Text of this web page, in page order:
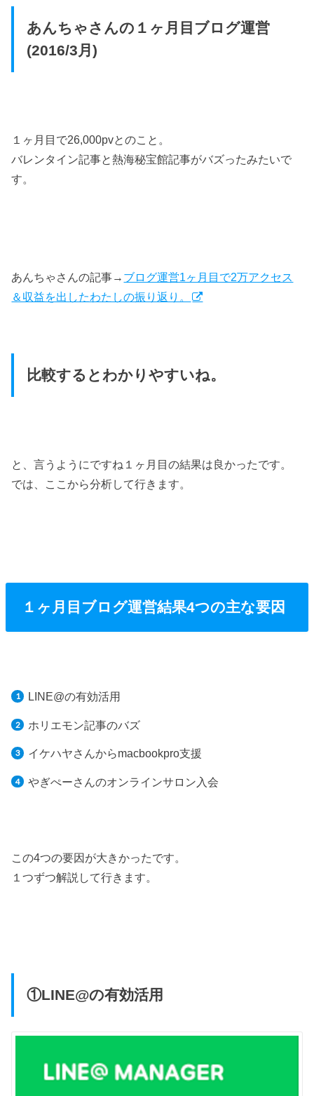
あんちゃさんの１ヶ月目ブログ運営
(2016/3月)
１ヶ月目で26,000pvとのこと。
バレンタイン記事と熱海秘宝館記事がバズったみたいで
す。
あんちゃさんの記事→ ブログ運営1ヶ月目で2万アクセス
＆収益を出したわたしの振り返り。
比較するとわかりやすいね。
と、言うようにですね１ヶ月目の結果は良かったです。
では、ここから分析して行きます。
１ヶ月目ブログ運営結果4つの主な要因
LINE@の有効活用
ホリエモン記事のバズ
イケハヤさんからmacbookpro支援
やぎぺーさんのオンラインサロン入会
この4つの要因が大きかったです。
１つずつ解説して行きます。
①LINE@の有効活用